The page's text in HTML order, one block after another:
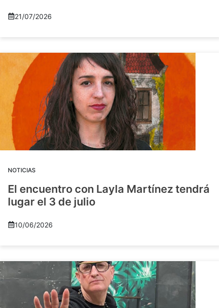
21/07/2026
NOTICIAS
El encuentro con Layla Martínez tendrá
lugar el 3 de julio
10/06/2026